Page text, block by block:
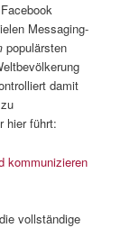
Messaging-
populärsten
damit
hier führt:
kommunizieren
vollständige